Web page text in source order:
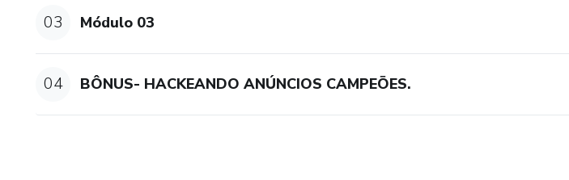
03 Módulo 03
04 BÔNUS- HACKEANDO ANÚNCIOS CAMPEŌES.